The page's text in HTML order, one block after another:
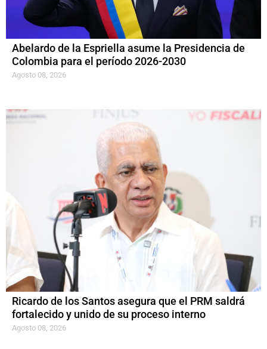
Abelardo de la Espriella asume la Presidencia de
Colombia para el período 2026-2030
Agosto 08, 2026
Ricardo de los Santos asegura que el PRM saldrá
fortalecido y unido de su proceso interno
Agosto 08, 2026